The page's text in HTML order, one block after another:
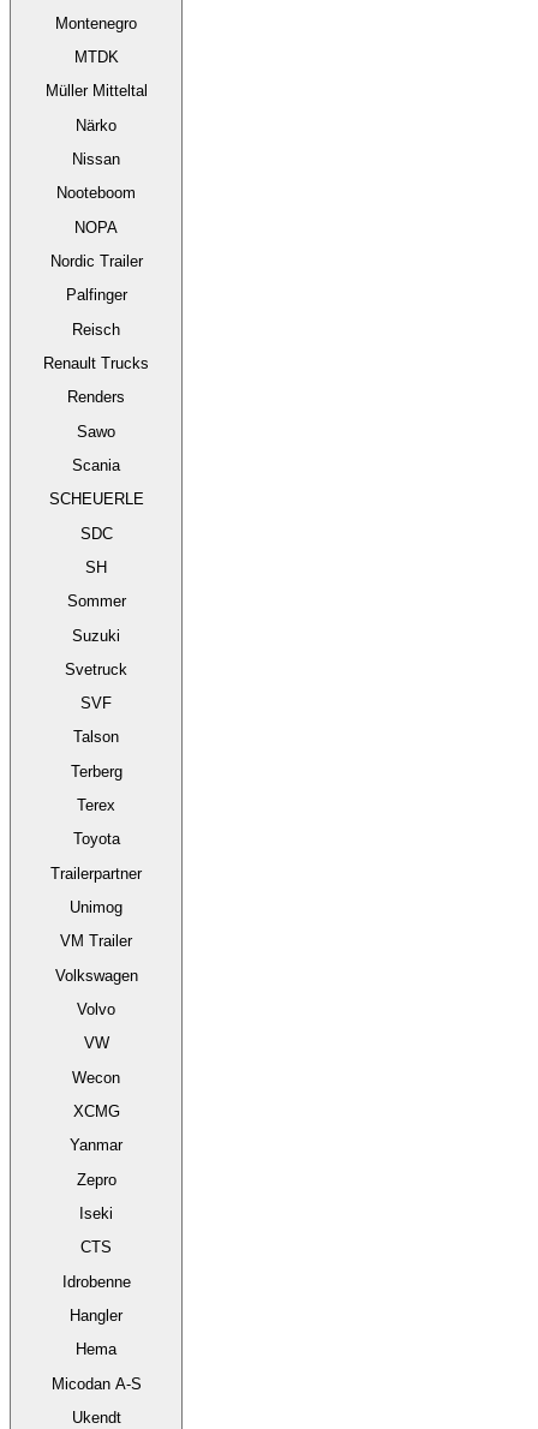
Montenegro
MTDK
Müller Mitteltal
Närko
Nissan
Nooteboom
NOPA
Nordic Trailer
Palfinger
Reisch
Renault Trucks
Renders
Sawo
Scania
SCHEUERLE
SDC
SH
Sommer
Suzuki
Svetruck
SVF
Talson
Terberg
Terex
Toyota
Trailerpartner
Unimog
VM Trailer
Volkswagen
Volvo
VW
Wecon
XCMG
Yanmar
Zepro
Iseki
CTS
Idrobenne
Hangler
Hema
Micodan A-S
Ukendt